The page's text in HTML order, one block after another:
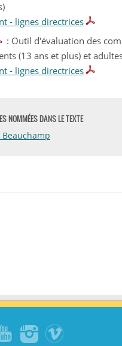
- lignes directrices
: Outil d'évaluation des
(13 ans et plus) et
- lignes directrices
NOMMÉES DANS LE TEXTE